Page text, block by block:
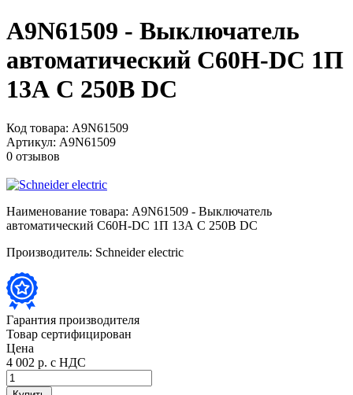
A9N61509 - Выключатель
автоматический C60H-DC 1П
13А C 250В DC
Код товара: A9N61509
Артикул: A9N61509
0 отзывов
Наименование товара: A9N61509 - Выключатель
автоматический C60H-DC 1П 13А C 250В DC
Производитель: Schneider electric
Гарантия производителя
Товар сертифицирован
Цена
4 002 р. с НДС